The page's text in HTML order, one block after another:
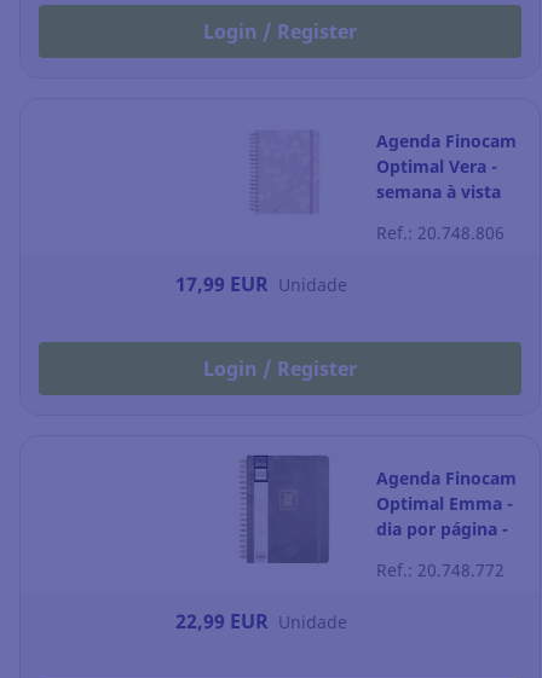
Login / Register
Agenda Finocam
Optimal Vera -
semana à vista
250 mm
Ref.: 20.748.806
17,99 EUR Unidade
Login / Register
Agenda Finocam
Optimal Emma -
dia por página -
Ref.: 20.748.772
22,99 EUR Unidade